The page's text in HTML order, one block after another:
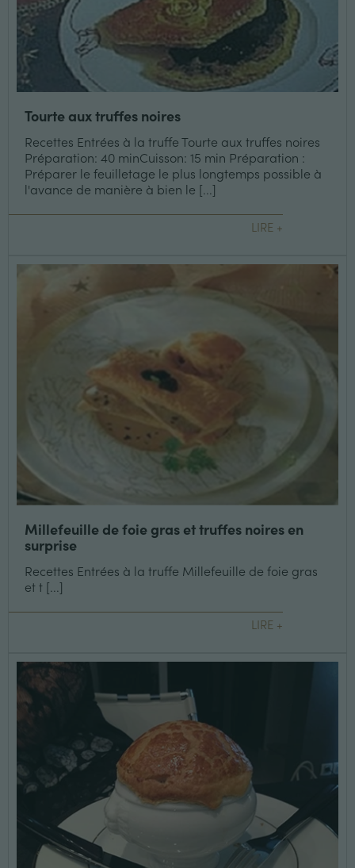
Tourte aux truffes noires
Recettes Entrées à la truffe Tourte aux truffes noires
Préparation: 40 minCuisson: 15 min Préparation :
Préparer le feuilletage le plus longtemps possible à
l'avance de manière à bien le [...]
LIRE +
Millefeuille de foie gras et truffes noires en
surprise
Recettes Entrées à la truffe Millefeuille de foie gras
et t [...]
LIRE +